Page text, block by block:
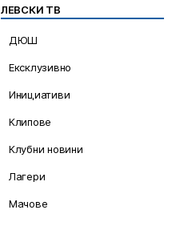
ЛЕВСКИ ТВ
ДЮШ
Ексклузивно
Инициативи
Клипове
Клубни новини
Лагери
Мачове